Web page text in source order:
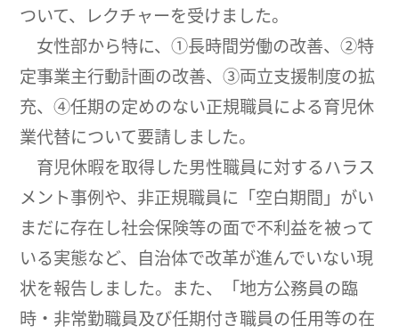
ついて、レクチャーを受けました。
女性部から特に、①長時間労働の改善、②特
定事業主行動計画の改善、③両立支援制度の拡
充、④任期の定めのない正規職員による育児休
業代替について要請しました。
育児休暇を取得した男性職員に対するハラス
メント事例や、非正規職員に「空白期間」がい
まだに存在し社会保険等の面で不利益を被って
いる実態など、自治体で改革が進んでいない現
状を報告しました。また、「地方公務員の臨
時・非常勤職員及び任期付き職員の任用等の在